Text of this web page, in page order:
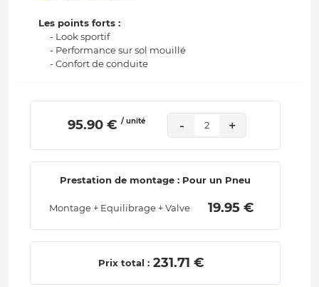
Les points forts :
- Look sportif
- Performance sur sol mouillé
- Confort de conduite
95.90 € / unité - 2 +
Prestation de montage : Pour un Pneu
Montage + Equilibrage + Valve 19.95 €
Prix total : 231.71 €